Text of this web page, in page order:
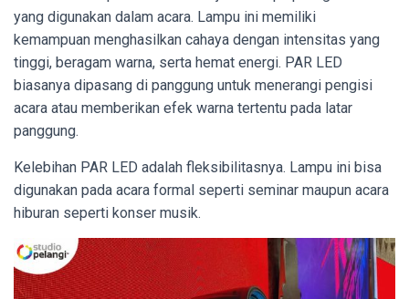
yang digunakan dalam acara. Lampu ini memiliki
kemampuan menghasilkan cahaya dengan intensitas yang
tinggi, beragam warna, serta hemat energi. PAR LED
biasanya dipasang di panggung untuk menerangi pengisi
acara atau memberikan efek warna tertentu pada latar
panggung.
Kelebihan PAR LED adalah fleksibilitasnya. Lampu ini bisa
digunakan pada acara formal seperti seminar maupun acara
hiburan seperti konser musik.